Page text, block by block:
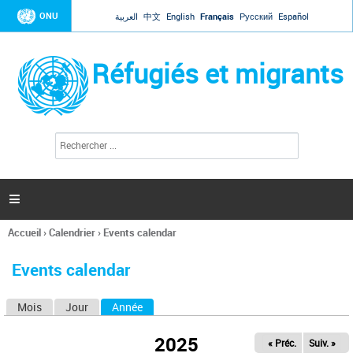
Jump to navigation
ONU العربية 中文 English Français Русский Español
Réfugiés et migrants
l
c
h
e

Vous
ici
Accueil›Calendrier› Events calendar
Events calendar
Mois Jour Année
2025 « Préc. Suiv. »